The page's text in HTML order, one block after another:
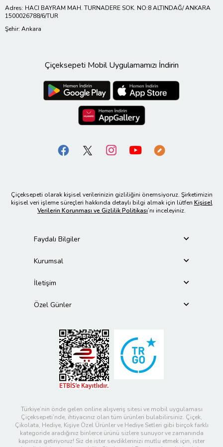
Adres: HACI BAYRAM MAH. TURNADERE SOK. NO:8 ALTINDAĞ/ ANKARA
1500026788/6/TUR
Şehir: Ankara
Çiçeksepeti Mobil Uygulamamızı İndirin
Çiçeksepeti olarak kişisel verilerinizin gizliliğini önemsiyoruz. Şirketimizin
kişisel veri işleme süreçleri hakkında detaylı bilgi almak için lütfen Kişisel
Verilerin Korunması ve Gizlilik Politikası’nı inceleyiniz.
Faydalı Bilgiler
Kurumsal
İletişim
Özel Günler
Türkiye’nin önde gelen online alışveriş sitesi ve mobil uygulaması
Çiçeksepeti’nde, ihtiyacınız olan tüm ürünleri bulabilirsiniz. Çiçek,
Çikolata, Hediye, Kişiye Özel Ürünler ve Hediye Setleri gibi birçok farklı
kategoride aradığınız binlerce ürünü sizlere sunuyor ve zamanında
kapınıza getiriyoruz! Siz de ister sevdiklerinizi mutlu etmek için, ister